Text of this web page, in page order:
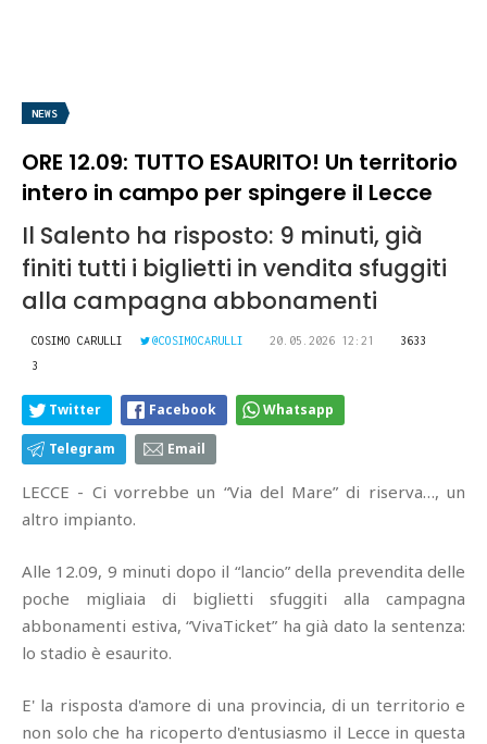
NEWS
ORE 12.09: TUTTO ESAURITO! Un territorio
intero in campo per spingere il Lecce
Il Salento ha risposto: 9 minuti, già
finiti tutti i biglietti in vendita sfuggiti
alla campagna abbonamenti
COSIMO CARULLI @COSIMOCARULLI 20.05.2026 12:21
3633
3
Twitter Facebook Whatsapp
Telegram Email
LECCE - Ci vorrebbe un “Via del Mare” di riserva…, un
altro impianto.
Alle 12.09, 9 minuti dopo il “lancio” della prevendita delle
poche migliaia di biglietti sfuggiti alla campagna
abbonamenti estiva, “VivaTicket” ha già dato la sentenza:
lo stadio è esaurito.
E' la risposta d'amore di una provincia, di un territorio e
non solo che ha ricoperto d'entusiasmo il Lecce in questa